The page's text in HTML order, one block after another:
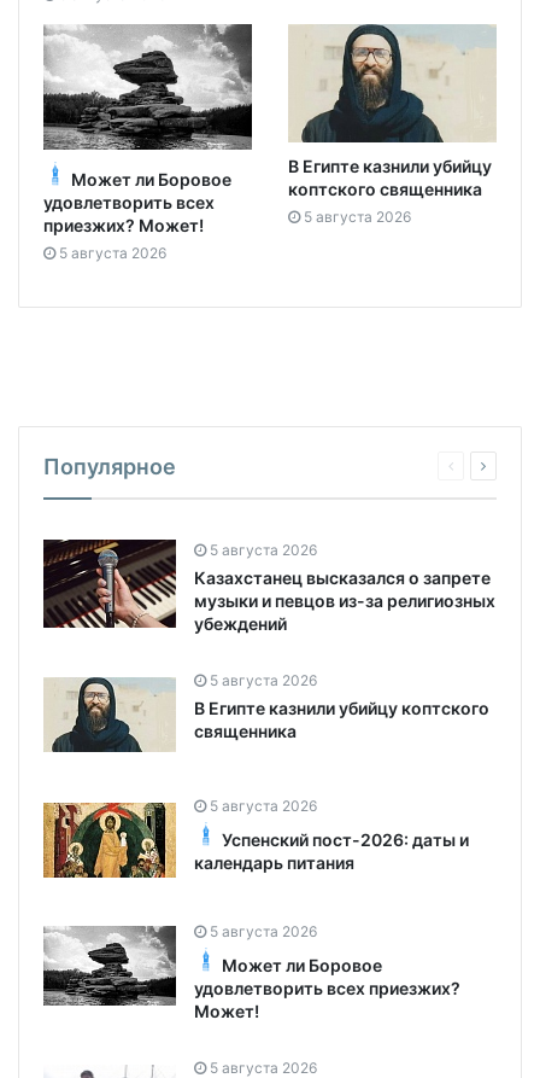
Может ли Боровое
удовлетворить всех
приезжих? Может!
5 августа 2026
В Египте казнили убийцу
коптского священника
5 августа 2026
Популярное
5 августа 2026
Казахстанец высказался о запрете
музыки и певцов из-за религиозных
убеждений
5 августа 2026
В Египте казнили убийцу коптского
священника
5 августа 2026
Успенский пост-2026: даты и
календарь питания
5 августа 2026
Может ли Боровое
удовлетворить всех приезжих?
Может!
5 августа 2026